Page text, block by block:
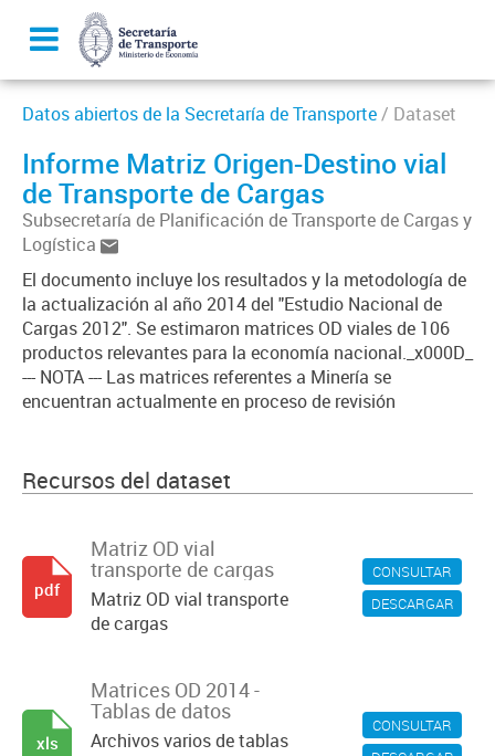
Datos abiertos de la Secretaría de Transporte/ Dataset
Informe Matriz Origen-Destino vial
de Transporte de Cargas
Subsecretaría de Planificación de Transporte de Cargas y
Logística
El documento incluye los resultados y la metodología de
la actualización al año 2014 del "Estudio Nacional de
Cargas 2012". Se estimaron matrices OD viales de 106
productos relevantes para la economía nacional._x000D_
--- NOTA --- Las matrices referentes a Minería se
encuentran actualmente en proceso de revisión
Recursos del dataset
CONSULTAR
DESCARGAR
Matriz OD vial
transporte de cargas
Matriz OD vial transporte
de cargas
pdf
CONSULTAR
Matrices OD 2014 -
Tablas de datos
Archivos varios de tablas
xls